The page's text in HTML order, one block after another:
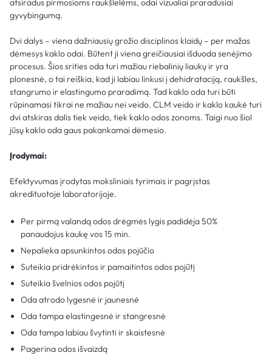
gyvybingumą.
Dvi dalys – viena dažniausių grožio disciplinos klaidų – per mažas
dėmesys kaklo odai. Būtent ji viena greičiausiai išduoda senėjimo
procesus. Šios srities oda turi mažiau riebalinių liaukų ir yra
plonesnė, o tai reiškia, kad ji labiau linkusi į dehidrataciją, raukšles,
stangrumo ir elastingumo praradimą. Tad kaklo oda turi būti
rūpinamasi tikrai ne mažiau nei veido. CLM veido ir kaklo kaukė turi
dvi atskiras dalis tiek veido, tiek kaklo odos zonoms. Taigi nuo šiol
jūsų kaklo oda gaus pakankamai dėmesio.
Įrodymai:
Efektyvumas įrodytas moksliniais tyrimais ir pagrįstas
akredituotoje laboratorijoje.
Per pirmą valandą odos drėgmės lygis padidėja 50%
panaudojus kaukę vos 15 min.
Nepalieka apsunkintos odos pojūčio
Suteikia pridrėkintos ir pamaitintos odos pojūtį
Suteikia švelnios odos pojūtį
Oda atrodo lygesnė ir jaunesnė
Oda tampa elastingesnė ir stangresnė
Oda tampa labiau švytinti ir skaistesnė
Pagerina odos išvaizdą